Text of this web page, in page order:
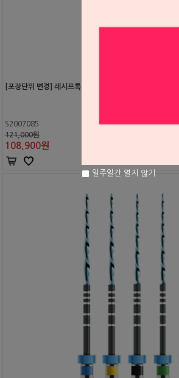
[포장단위 변경] 레시프록 파일 블루 21mm (VDW) (4EA)
S2007085
121,000원
108,900원
일주일간 열지 않기